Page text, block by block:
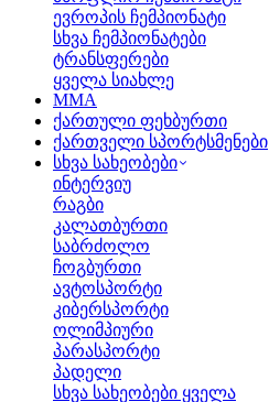
ევროპის ჩემპიონატი
სხვა ჩემპიონატები
ტრანსფერები
ყველა სიახლე
MMA
ქართული ფეხბურთი
ქართველი სპორტსმენები
სხვა სახეობები
ინტერვიუ
რაგბი
კალათბურთი
საბრძოლო
ჩოგბურთი
ავტოსპორტი
კიბერსპორტი
ოლიმპიური
პარასპორტი
პადელი
სხვა სახეობები ყველა